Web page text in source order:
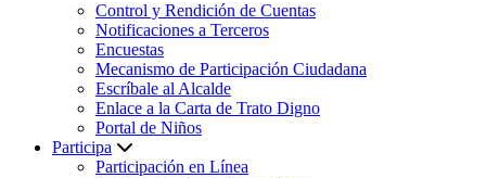
Control y Rendición de Cuentas
Notificaciones a Terceros
Encuestas
Mecanismo de Participación Ciudadana
Escríbale al Alcalde
Enlace a la Carta de Trato Digno
Portal de Niños
Participa
Participación en Línea